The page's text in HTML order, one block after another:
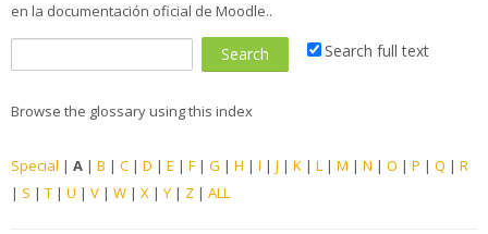
en la documentación oficial de Moodle..
Search full text
Browse the glossary using this index
Special | A | B | C | D | E | F | G | H | I | J | K | L | M | N | O | P | Q | R
| S | T | U | V | W | X | Y | Z | ALL